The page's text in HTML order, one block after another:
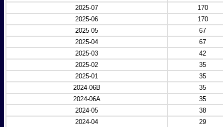
2025-07
170
2025-06
170
2025-05
67
2025-04
67
2025-03
42
2025-02
35
2025-01
35
2024-06B
35
2024-06A
35
2024-05
38
2024-04
29